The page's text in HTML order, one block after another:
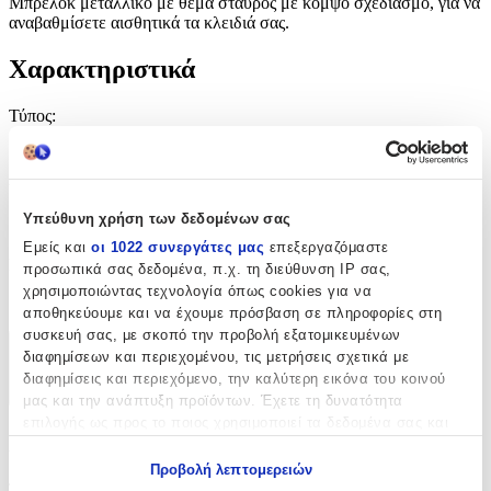
Υπεύθυνη χρήση των δεδομένων σας
Εμείς και οι 1022 συνεργάτες μας επεξεργαζόμαστε
προσωπικά σας δεδομένα, π.χ. τη διεύθυνση IP σας,
χρησιμοποιώντας τεχνολογία όπως cookies για να
αποθηκεύουμε και να έχουμε πρόσβαση σε πληροφορίες στη
συσκευή σας, με σκοπό την προβολή εξατομικευμένων
διαφημίσεων και περιεχομένου, τις μετρήσεις σχετικά με
διαφημίσεις και περιεχόμενο, την καλύτερη εικόνα του κοινού
μας και την ανάπτυξη προϊόντων. Έχετε τη δυνατότητα
Προβολή λεπτομερειών
αναβαθμίσετε αισθητικά τα κλειδιά σας.
Χαρακτηριστικά
Τύπος:
Μεταλλικό
Κατασκευαστής:
OEM
Χαρακτηριστικά
+
Χαρακτηριστικά